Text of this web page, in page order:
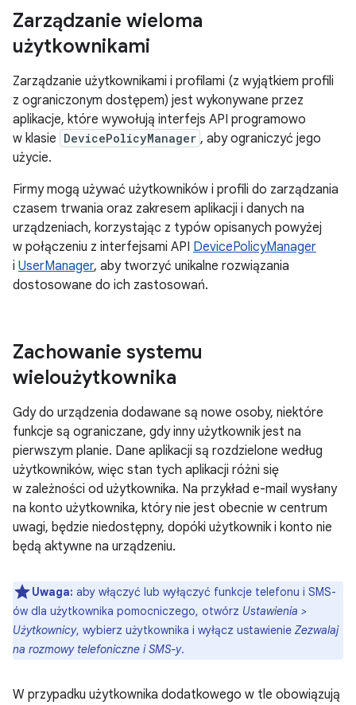
Zarządzanie wieloma
użytkownikami
Zarządzanie użytkownikami i profilami (z wyjątkiem profili
z ograniczonym dostępem) jest wykonywane przez
aplikacje, które wywołują interfejs API programowo
w klasie DevicePolicyManager , aby ograniczyć jego
użycie.
Firmy mogą używać użytkowników i profili do zarządzania
czasem trwania oraz zakresem aplikacji i danych na
urządzeniach, korzystając z typów opisanych powyżej
w połączeniu z interfejsami API DevicePolicyManager
i UserManager, aby tworzyć unikalne rozwiązania
dostosowane do ich zastosowań.
Zachowanie systemu
wieloużytkownika
Gdy do urządzenia dodawane są nowe osoby, niektóre
funkcje są ograniczane, gdy inny użytkownik jest na
pierwszym planie. Dane aplikacji są rozdzielone według
użytkowników, więc stan tych aplikacji różni się
w zależności od użytkownika. Na przykład e-mail wysłany
na konto użytkownika, który nie jest obecnie w centrum
uwagi, będzie niedostępny, dopóki użytkownik i konto nie
będą aktywne na urządzeniu.
Uwaga: aby włączyć lub wyłączyć funkcje telefonu i SMS-
ów dla użytkownika pomocniczego, otwórz Ustawienia >
Użytkownicy, wybierz użytkownika i wyłącz ustawienie Zezwalaj
na rozmowy telefoniczne i SMS-y.
W przypadku użytkownika dodatkowego w tle obowiązują